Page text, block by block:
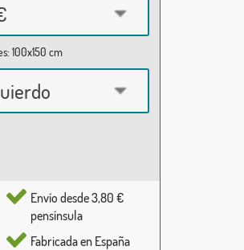
100x150 cm
Envío desde 3,80 €
pensínsula
Fabricada en España